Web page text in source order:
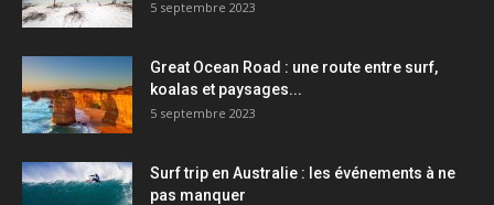
5 septembre 2023
Great Ocean Road : une route entre surf,
koalas et paysages...
5 septembre 2023
Surf trip en Australie : les événements à ne
pas manquer